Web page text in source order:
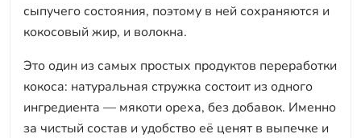
сыпучего состояния, поэтому в ней сохраняются и
кокосовый жир, и волокна.
Это один из самых простых продуктов переработки
кокоса: натуральная стружка состоит из одного
ингредиента — мякоти ореха, без добавок. Именно
за чистый состав и удобство её ценят в выпечке и